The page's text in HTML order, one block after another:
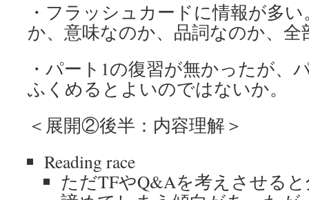
・フラッシュカードに情報が多
か、意味なのか、品詞なのか、全
・パート1の復習が無かったが、
ふくめるとよいのではないか。
＜展開②後半：内容理解＞
Reading race
ただTFやQ&Aを考えさせる